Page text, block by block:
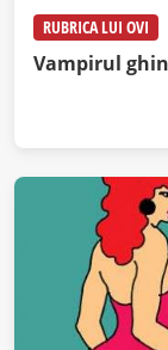
RUBRICA LUI OVI
Vampirul